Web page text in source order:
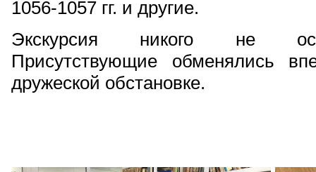
1056-1057 гг. и другие.
Экскурсия никого не
Присутствующие обменялись
дружеской обстановке.